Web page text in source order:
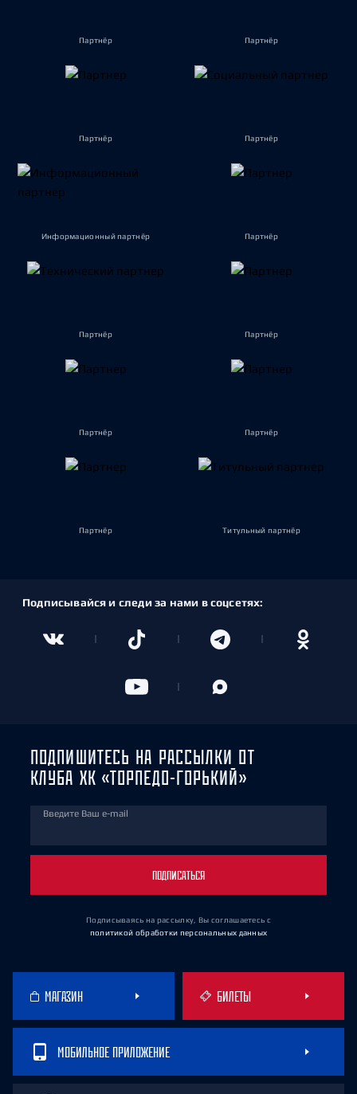
Партнёр Партнёр
Партнёр Партнёр
Информационный партнёр Партнёр
Партнёр Партнёр
Партнёр Партнёр
Партнёр Титульный партнёр
Подписывайся и следи за нами в соцсетях:
ПОДПИШИТЕСЬ НА РАССЫЛКИ ОТ
КЛУБА ХК «ТОРПЕДО-ГОРЬКИЙ»
Введите Ваш e-mail
ПОДПИСАТЬСЯ
Подписываясь на рассылку, Вы соглашаетесь с
политикой обработки персональных данных
МАГАЗИН БИЛЕТЫ
МОБИЛЬНОЕ ПРИЛОЖЕНИЕ